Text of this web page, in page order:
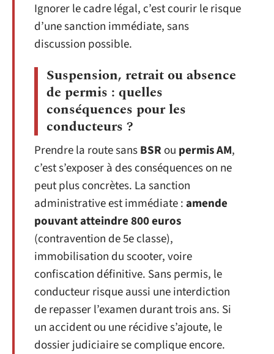
Ignorer le cadre légal, c’est courir le risque
d’une sanction immédiate, sans
discussion possible.
Suspension, retrait ou absence
de permis : quelles
conséquences pour les
conducteurs ?
Prendre la route sansBSR ou permis AM,
c’est s’exposer à des conséquences on ne
peut plus concrètes. La sanction
administrative est immédiate :amende
pouvant atteindre 800 euros
(contravention de 5e classe),
immobilisation du scooter, voire
confiscation définitive. Sans permis, le
conducteur risque aussi une interdiction
de repasser l’examen durant trois ans. Si
un accident ou une récidive s’ajoute, le
dossier judiciaire se complique encore.